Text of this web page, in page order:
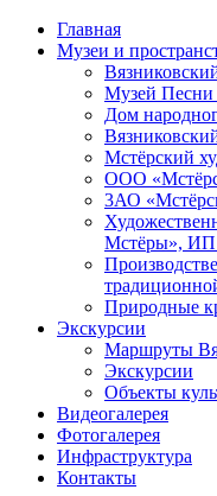
Туризм в Вязниковском
Главная
Музеи и
Музей
Дом
Мстёрский
ООО
3АО
Мстёры»,
Природные
Экскурсии
Маршруты
Экскурсии
Объекты
Видеогалерея
Фотогалерея
Инфраструктура
Контакты